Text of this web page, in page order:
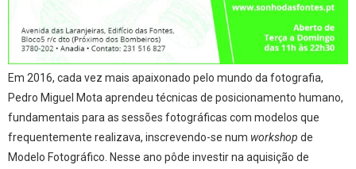
Em 2016, cada vez mais apaixonado pelo mundo da fotografia,
Pedro Miguel Mota aprendeu técnicas de posicionamento humano,
fundamentais para as sessões fotográficas com modelos que
frequentemente realizava, inscrevendo-se num workshop de
Modelo Fotográfico. Nesse ano pôde investir na aquisição de